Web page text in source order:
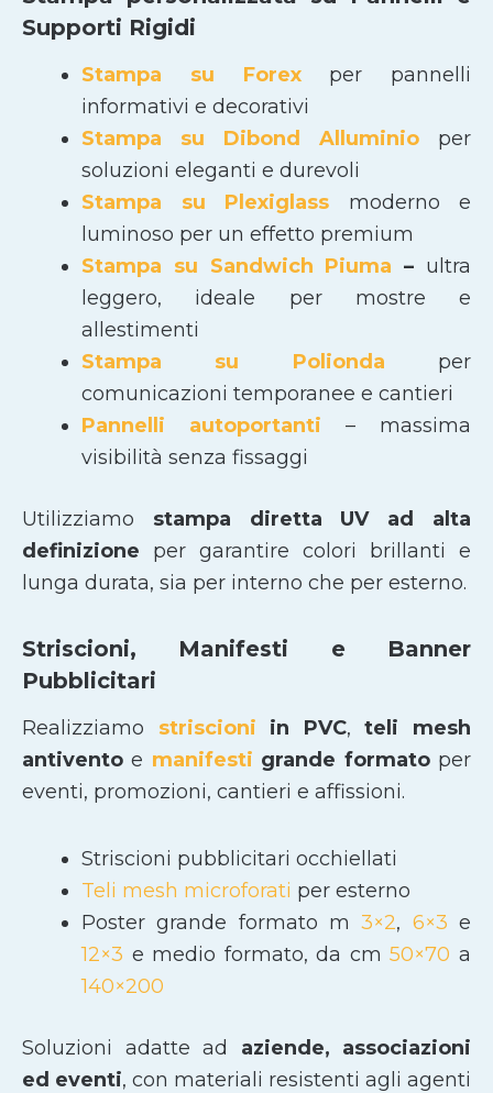
Supporti Rigidi
Stampa su Forexper pannelli
informativi e decorativi
Stampa su Dibond Alluminio per
soluzioni eleganti e durevoli
Stampa su Plexiglass moderno e
luminoso per un effetto premium
Stampa su Sandwich Piuma – ultra
leggero, ideale per mostre e
allestimenti
Stampa su Polionda per
comunicazioni temporanee e cantieri
Pannelli autoportanti – massima
visibilità senza fissaggi
Utilizziamo stampa diretta UV ad alta
definizione per garantire colori brillanti e
lunga durata, sia per interno che per esterno.
Striscioni, Manifesti e Banner
Pubblicitari
Realizziamo striscioni in PVC,teli mesh
antivento e manifesti grande formatoper
eventi, promozioni, cantieri e affissioni.
Striscioni pubblicitari occhiellati
Teli mesh microforati per esterno
Poster grande formato m3×2, 6×3 e
12×3 e medio formato, da cm50×70 a
140×200
Soluzioni adatte ad aziende, associazioni
ed eventi, con materiali resistenti agli agenti